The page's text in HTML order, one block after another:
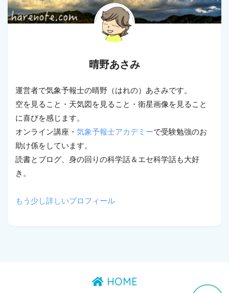
晴野あさみ
運営者で気象予報士の晴野（はれの）あさみです。
空を見ること・天気図を見ること・衛星画像を見ること
に喜びを感じます。
オンライン講座・ 気象予報士アカデミーで受験勉強のお
助け係をしています。
読書とブログ、身の回りの科学話＆エセ科学話も大好
き。
もう少し詳しいプロフィール
HOME